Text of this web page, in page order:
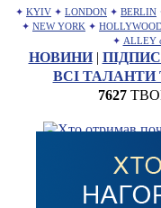
✦ KYIV ✦ LONDON ✦ BERLIN
✦ NEW YORK ✦
✦ ALLEY
НОВИНИ|
ВСІ ТАЛАНТИ
7627